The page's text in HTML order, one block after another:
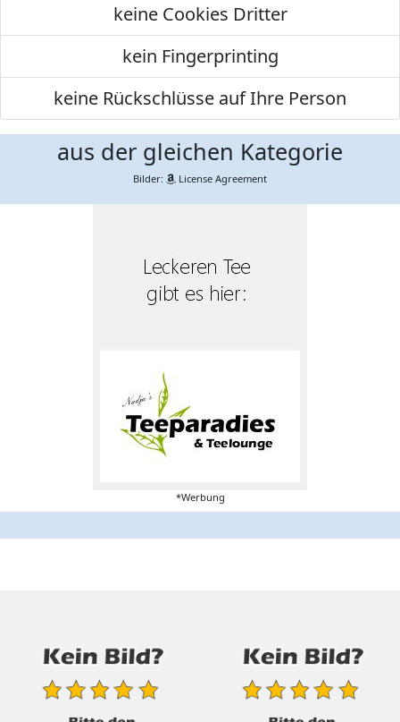
keine Cookies Dritter
kein Fingerprinting
keine Rückschlüsse auf Ihre Person
aus der gleichen Kategorie
Bilder: License Agreement
*Werbung